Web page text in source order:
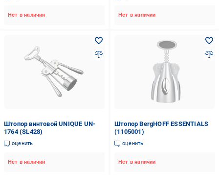
Нет в наличии Нет в наличии
Штопор винтовой UNIQUE UN-
1764 (SL428)
оценить
Нет в наличии
Штопор BergHOFF ESSENTIALS
(1105001)
оценить
Нет в наличии